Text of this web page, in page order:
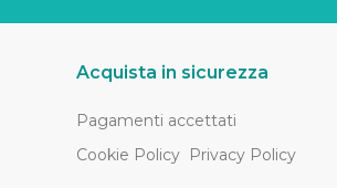
Acquista in sicurezza
Pagamenti accettati
Cookie Policy Privacy Policy